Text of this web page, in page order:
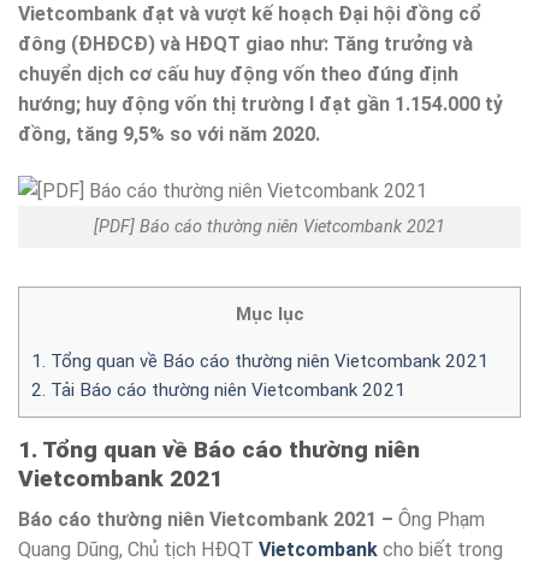
Vietcombank đạt và vượt kế hoạch Đại hội đồng cổ
đông (ĐHĐCĐ) và HĐQT giao như: Tăng trưởng và
chuyển dịch cơ cấu huy động vốn theo đúng định
hướng; huy động vốn thị trường I đạt gần 1.154.000 tỷ
đồng, tăng 9,5% so với năm 2020.
[PDF] Báo cáo thường niên Vietcombank 2021
Mục lục
1. Tổng quan về Báo cáo thường niên Vietcombank 2021
2. Tải Báo cáo thường niên Vietcombank 2021
1. Tổng quan về Báo cáo thường niên
Vietcombank 2021
Báo cáo thường niên Vietcombank 2021 – Ông Phạm
Quang Dũng, Chủ tịch HĐQT Vietcombank cho biết trong